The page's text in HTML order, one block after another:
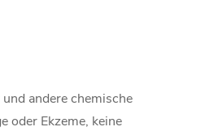
andere chemische
oder Ekzeme, keine